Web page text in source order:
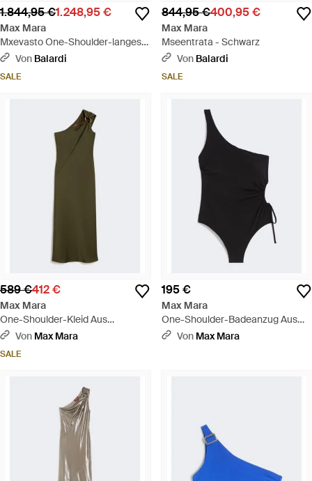
1.844,95 €1.248,95 €
Max Mara
Mxevasto One-Shoulder-langes
Kleid aus reiner Seide - Grün
Von Balardi
SALE
844,95 €400,95 €
Max Mara
Mseentrata - Schwarz
Von Balardi
SALE
589 €412 €
Max Mara
One-Shoulder-Kleid Aus
Glänzendem Satin - Grün
Von Max Mara
SALE
195 €
Max Mara
One-Shoulder-Badeanzug Aus
Glänzendem Jersey - Schwarz
Von Max Mara